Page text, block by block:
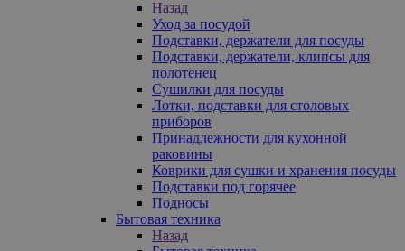
Назад
Уход за посудой
Подставки, держатели для посуды
Подставки, держатели, клипсы для
полотенец
Сушилки для посуды
Лотки, подставки для столовых
приборов
Принадлежности для кухонной
раковины
Коврики для сушки и хранения посуды
Подставки под горячее
Подносы
Бытовая техника
Назад